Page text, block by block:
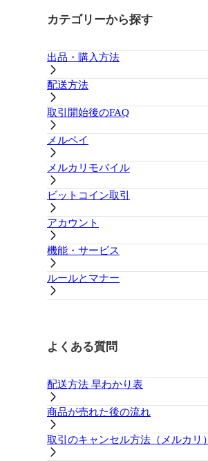
カテゴリーから探す
出品・購入方法
配送方法
取引開始後のFAQ
メルペイ
メルカリモバイル
ビットコイン取引
アカウント
機能・サービス
ルールとマナー
よくある質問
配送方法 早わかり表
商品が売れた後の流れ
取引のキャンセル方法（メルカリ）